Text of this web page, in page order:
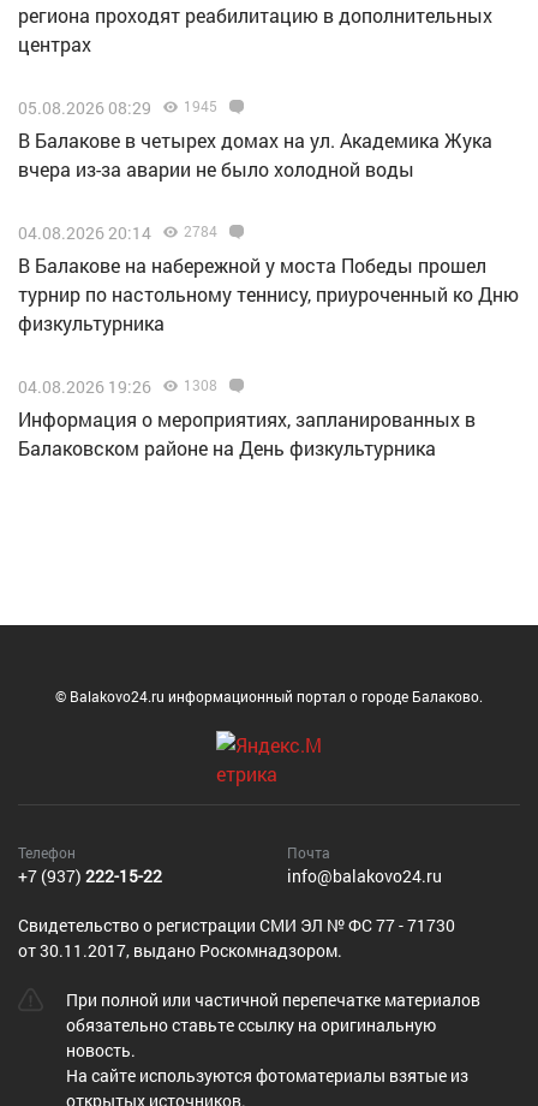
региона проходят реабилитацию в дополнительных
центрах
05.08.2026 08:29 1945
В Балакове в четырех домах на ул. Академика Жука
вчера из-за аварии не было холодной воды
04.08.2026 20:14 2784
В Балакове на набережной у моста Победы прошел
турнир по настольному теннису, приуроченный ко Дню
физкультурника
04.08.2026 19:26 1308
Информация о мероприятиях, запланированных в
Балаковском районе на День физкультурника
© Balakovo24.ru информационный портал о городе Балаково.
Телефон
+7 (937) 222-15-22
Почта
info@balakovo24.ru
Cвидетельство о регистрации СМИ ЭЛ № ФС 77 - 71730
от 30.11.2017, выдано Роскомнадзором.
При полной или частичной перепечатке материалов
обязательно ставьте ссылку на оригинальную
новость.
На сайте используются фотоматериалы взятые из
открытых источников.